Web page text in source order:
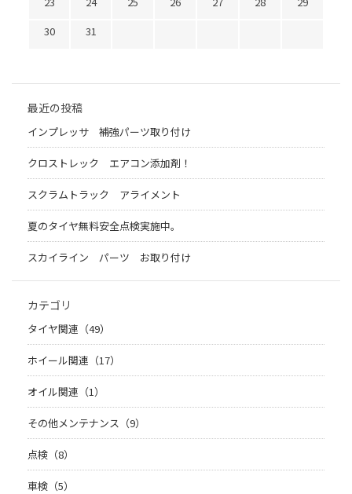
30
31
最近の投稿
インプレッサ 補強パーツ取り付け
クロストレック エアコン添加剤！
スクラムトラック アライメント
夏のタイヤ無料安全点検実施中。
スカイライン パーツ お取り付け
カテゴリ
タイヤ関連（49）
ホイール関連（17）
オイル関連（1）
その他メンテナンス（9）
点検（8）
車検（5）